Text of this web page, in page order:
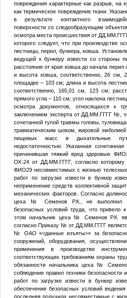
повреждения характерные как разрыв, на
как термическое повреждение ткани.
в результате контактного
поверхности со следообразующим
осмотра места происшествия от
которого следует, что при производстве
лестницы, перил, бункера, ковша.
ведущей к бункеру извести со стороны
расстояние от края ковша до начала
и высота ковша, соответственно, 26
площадке – 103 см; длина и высота
соответственно, 165,01 см, 123 см;
прямого угла – 110 см; угол наклона
осмотра документов, относящихся к
заключением эксперта от ДД.ММ.ГГГГ № ,
сочетанной тупой травмы головы,
травматическим шоком, жировой
пищевых масс в дыхательные
недостаточностью. Указанная
причинившая тяжкий вред здоровью
ОХ-24 от ДД.ММ.ГГГГ, согласно
ФИО29несовместимых с жизнью
работ по загрузке извести в бункер
неприменение средств коллективной
механических факторов. Согласно
цеха
№
Семенов Р.К., не выполнил
безопасных условий труда, что привело
этом начальник цеха №
Семенов Р.К.
согласно Приказу № от ДД.ММ.ГГГГ
№
ОАО «<данные изъяты>» за
сооружений, оборудования,
применения в производстве
соответствующих требованиям охраны
обязанности начальника цеха
№
соблюдение правил техники
работ по загрузке извести в бункер
обеспечение безопасных условий
последняя получила несовместимые с